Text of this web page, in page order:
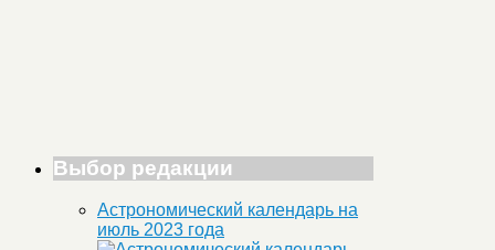
Выбор редакции
Астрономический календарь на
июль 2023 года